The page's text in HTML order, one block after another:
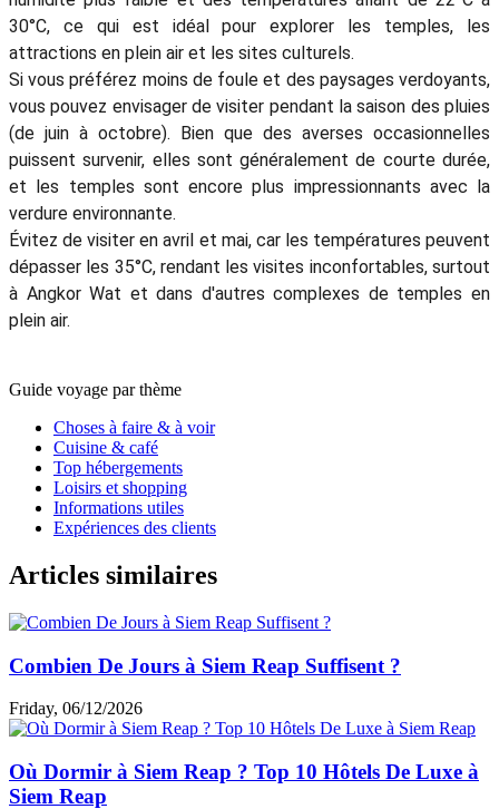
30°C, ce qui est idéal pour explorer les temples, les
attractions en plein air et les sites culturels.
Si vous préférez moins de foule et des paysages verdoyants,
vous pouvez envisager de visiter pendant la saison des pluies
(de juin à octobre). Bien que des averses occasionnelles
puissent survenir, elles sont généralement de courte durée,
et les temples sont encore plus impressionnants avec la
verdure environnante.
Évitez de visiter en avril et mai, car les températures peuvent
dépasser les 35°C, rendant les visites inconfortables, surtout
à Angkor Wat et dans d'autres complexes de temples en
plein air.
Guide voyage par thème
Choses à faire & à voir
Cuisine & café
Top hébergements
Loisirs et shopping
Informations utiles
Expériences des clients
Articles similaires
Combien De Jours à Siem Reap Suffisent ?
Friday, 06/12/2026
Où Dormir à Siem Reap ? Top 10 Hôtels De Luxe à
Siem Reap